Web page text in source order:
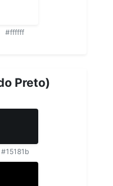
#ffffff
Preto)
#15181b